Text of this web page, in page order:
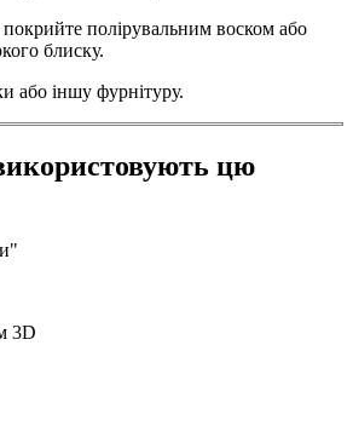
полірувальним воском або
блиску.
або іншу фурнітуру.
цю
3D